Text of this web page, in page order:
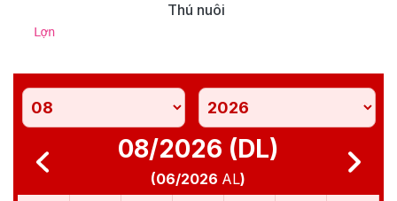
Thú nuôi
Lợn
08/2026 (DL)
(06/2026 AL)